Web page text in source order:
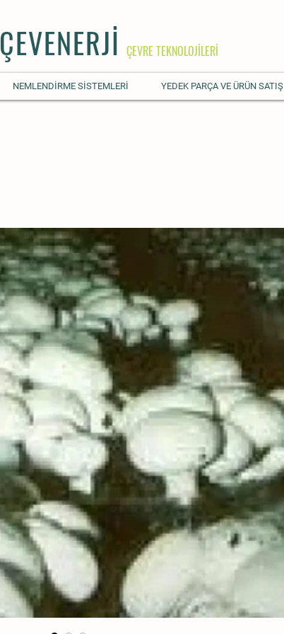
NEMLENDİRME SİSTEMLERİ YEDEK PARÇA VE ÜRÜN SATIŞ
ÇEVRE TEKNOLOJİLERİ
ÇEVENERJİ